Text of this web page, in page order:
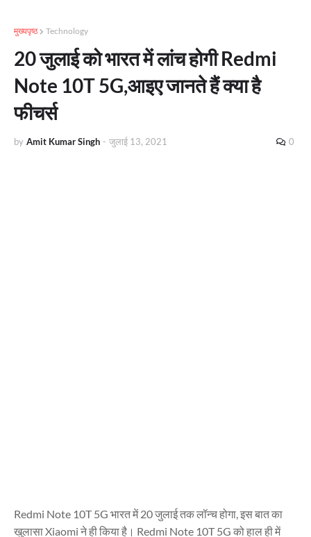
मुख्यपृष्ठ Technology
20 जुलाई को भारत में लांच होगी Redmi
Note 10T 5G,आइए जानते हैं क्या है
फीचर्स
by Amit Kumar Singh - जुलाई 13, 2021 0
Redmi Note 10T 5G भारत में 20 जुलाई तक लॉन्च होगा, इस बात का
खुलासा Xiaomi ने ही किया है। Redmi Note 10T 5G को हाल ही में